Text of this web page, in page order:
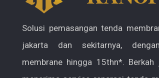
Solusi pemasangan tenda
jakarta dan sekitarnya,
membrane hingga 15thn*.